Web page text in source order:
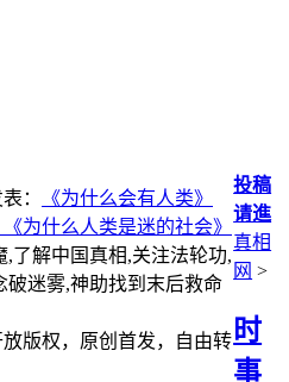
：
《为什么会有人类》
《为什么人类是迷的社会》
,了解中国真相,关注法轮功,
破迷雾,神助找到末后救命
版权，原创首发，自由转
投稿
请進
真相
网 >
时
事